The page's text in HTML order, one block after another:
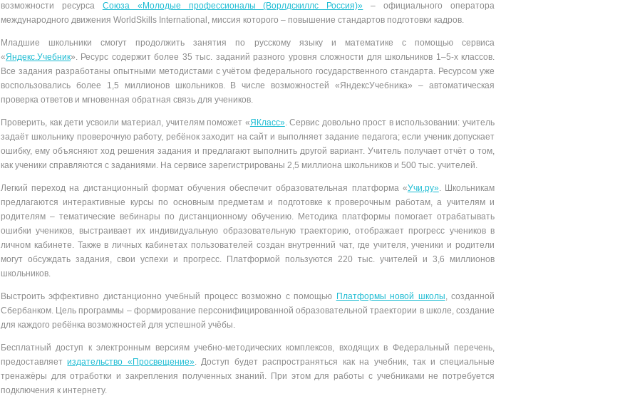
возможности ресурса Союза «Молодые профессионалы (Ворлдскиллс Россия)» – официального оператора
международного движения WorldSkills International, миссия которого – повышение стандартов подготовки кадров.
Младшие школьники смогут продолжить занятия по русскому языку и математике с помощью сервиса
«Яндекс.Учебник». Ресурс содержит более 35 тыс. заданий разного уровня сложности для школьников 1–5-х классов.
Все задания разработаны опытными методистами с учётом федерального государственного стандарта. Ресурсом уже
воспользовались более 1,5 миллионов школьников. В числе возможностей «ЯндексУчебника» – автоматическая
проверка ответов и мгновенная обратная связь для учеников.
Проверить, как дети усвоили материал, учителям поможет «ЯКласс». Сервис довольно прост в использовании: учитель
задаёт школьнику проверочную работу, ребёнок заходит на сайт и выполняет задание педагога; если ученик допускает
ошибку, ему объясняют ход решения задания и предлагают выполнить другой вариант. Учитель получает отчёт о том,
как ученики справляются с заданиями. На сервисе зарегистрированы 2,5 миллиона школьников и 500 тыс. учителей.
Легкий переход на дистанционный формат обучения обеспечит образовательная платформа «Учи.ру». Школьникам
предлагаются интерактивные курсы по основным предметам и подготовке к проверочным работам, а учителям и
родителям – тематические вебинары по дистанционному обучению. Методика платформы помогает отрабатывать
ошибки учеников, выстраивает их индивидуальную образовательную траекторию, отображает прогресс учеников в
личном кабинете. Также в личных кабинетах пользователей создан внутренний чат, где учителя, ученики и родители
могут обсуждать задания, свои успехи и прогресс. Платформой пользуются 220 тыс. учителей и 3,6 миллионов
школьников.
Выстроить эффективно дистанционно учебный процесс возможно с помощью Платформы новой школы, созданной
Сбербанком. Цель программы – формирование персонифицированной образовательной траектории в школе, создание
для каждого ребёнка возможностей для успешной учёбы.
Бесплатный доступ к электронным версиям учебно-методических комплексов, входящих в Федеральный перечень,
предоставляетиздательство «Просвещение». Доступ будет распространяться как на учебник, так и специальные
тренажёры для отработки и закрепления полученных знаний. При этом для работы с учебниками не потребуется
подключения к интернету.